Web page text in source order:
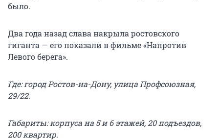
было.
Два года назад слава накрыла ростовского
гиганта — его показали в фильме «Напротив
Левого берега».
Где: город Ростов-на-Дону, улица Профсоюзная,
29/22.
Габариты: корпуса на 5 и 6 этажей, 20 подъездов,
200 квартир.